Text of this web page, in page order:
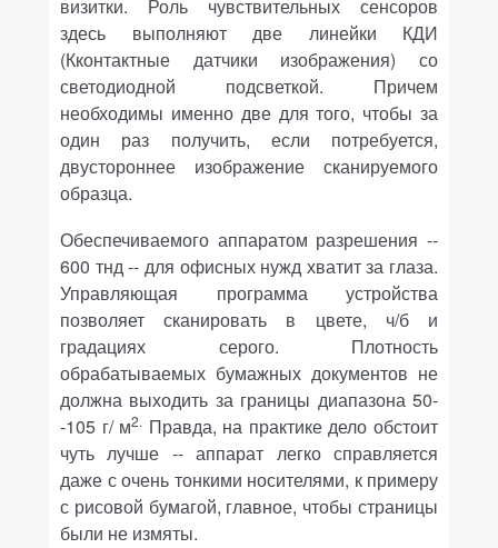
визитки. Роль чувствительных сенсоров
здесь выполняют две линейки КДИ
(Кконтактные датчики изображения) со
светодиодной подсветкой. Причем
необходимы именно две для того, чтобы за
один раз получить, если потребуется,
двустороннее изображение сканируемого
образца.
Обеспечиваемого аппаратом разрешения --
600 тнд -- для офисных нужд хватит за глаза.
Управляющая программа устройства
позволяет сканировать в цвете, ч/б и
градациях серого. Плотность
обрабатываемых бумажных документов не
должна выходить за границы диапазона 50-
-105 г/ м2. Правда, на практике дело обстоит
чуть лучше -- аппарат легко справляется
даже с очень тонкими носителями, к примеру
с рисовой бумагой, главное, чтобы страницы
были не измяты.